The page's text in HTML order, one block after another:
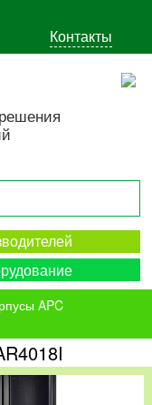
Контакты
APC